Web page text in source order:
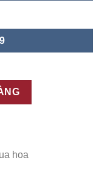
hoa